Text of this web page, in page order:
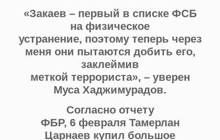
«Закаев – первый в списке ФСБ
на физическое
устранение, поэтому теперь через
меня они пытаются добить его,
заклеймив
меткой террориста», – уверен
Муса Хаджимурадов.
Согласно отчету
ФБР, 6 февраля Тамерлан
Царнаев купил большое